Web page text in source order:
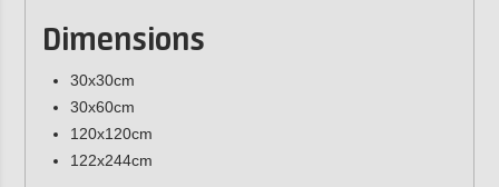
Dimensions
30x30cm
30x60cm
120x120cm
122x244cm